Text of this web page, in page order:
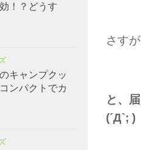
さす
と、
(´Д`; )
！？どうす
キャンプクッ
ンパクトでカ